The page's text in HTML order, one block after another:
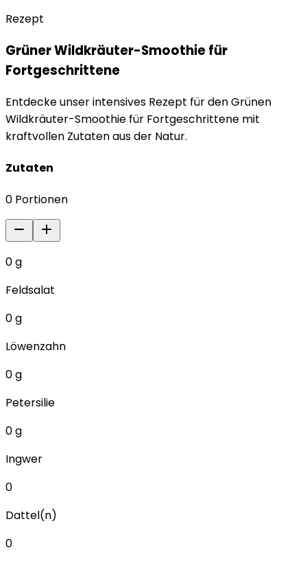
Rezept
Grüner Wildkräuter-Smoothie für
Fortgeschrittene
Entdecke unser intensives Rezept für den Grünen
Wildkräuter-Smoothie für Fortgeschrittene mit
kraftvollen Zutaten aus der Natur.
Zutaten
0 Portionen
0g
Feldsalat
0g
Löwenzahn
0g
Petersilie
0g
Ingwer
0
Dattel(n)
0